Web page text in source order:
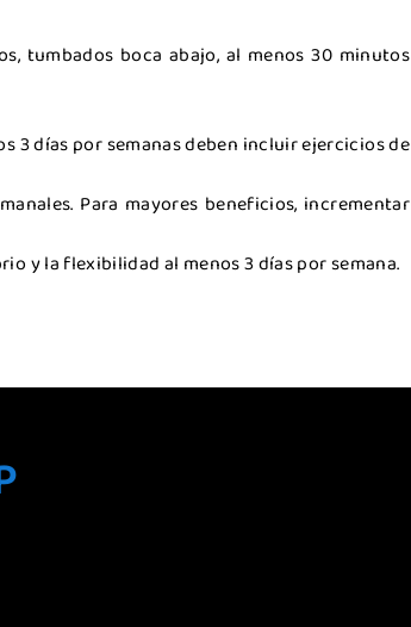
tumbados boca abajo, al menos 30 minutos
3 días por semanas deben incluir ejercicios de
Para mayores beneficios, incrementar
y la flexibilidad al menos 3 días por semana.